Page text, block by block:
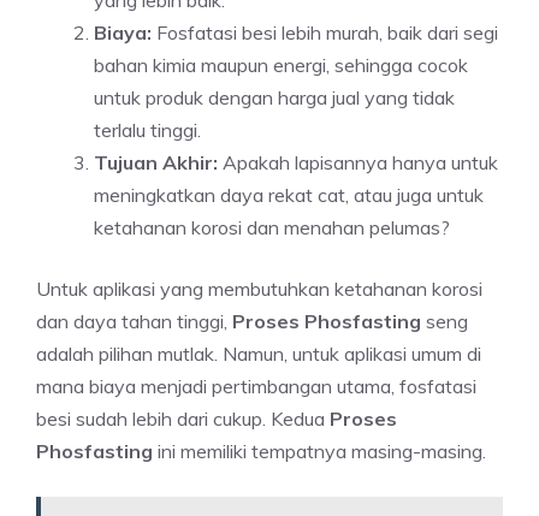
Biaya: Fosfatasi besi lebih murah, baik dari segi
bahan kimia maupun energi, sehingga cocok
untuk produk dengan harga jual yang tidak
terlalu tinggi.
Tujuan Akhir: Apakah lapisannya hanya untuk
meningkatkan daya rekat cat, atau juga untuk
ketahanan korosi dan menahan pelumas?
Untuk aplikasi yang membutuhkan ketahanan korosi
dan daya tahan tinggi, Proses Phosfasting seng
adalah pilihan mutlak. Namun, untuk aplikasi umum di
mana biaya menjadi pertimbangan utama, fosfatasi
besi sudah lebih dari cukup. Kedua Proses
Phosfasting ini memiliki tempatnya masing-masing.